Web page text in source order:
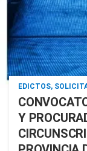
EDICTOS,
Y